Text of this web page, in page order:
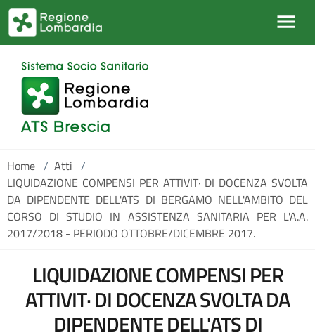
Salta al contenuto principale
Home / Atti /
LIQUIDAZIONE COMPENSI PER ATTIVIT· DI DOCENZA SVOLTA
DA DIPENDENTE DELL'ATS DI BERGAMO NELL'AMBITO DEL
CORSO DI STUDIO IN ASSISTENZA SANITARIA PER L'A.A.
2017/2018 - PERIODO OTTOBRE/DICEMBRE 2017.
LIQUIDAZIONE COMPENSI PER
ATTIVIT· DI DOCENZA SVOLTA DA
DIPENDENTE DELL'ATS DI